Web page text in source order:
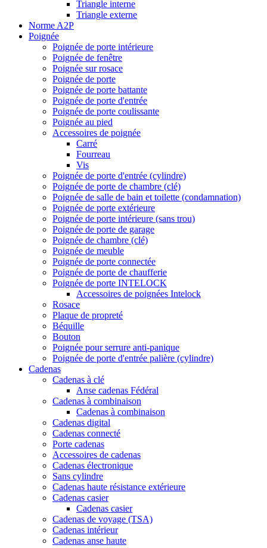
Triangle interne
Triangle externe
Norme A2P
Poignée
Poignée de porte intérieure
Poignée de fenêtre
Poignée sur rosace
Poignée de porte
Poignée de porte battante
Poignée de porte d'entrée
Poignée de porte coulissante
Poignée au pied
Accessoires de poignée
Carré
Fourreau
Vis
Poignée de porte d'entrée (cylindre)
Poignée de porte de chambre (clé)
Poignée de salle de bain et toilette (condamnation)
Poignée de porte extérieure
Poignée de porte intérieure (sans trou)
Poignée de porte de garage
Poignée de chambre (clé)
Poignée de meuble
Poignée de porte connectée
Poignée de porte de chaufferie
Poignée de porte INTELOCK
Accessoires de poignées Intelock
Rosace
Plaque de propreté
Béquille
Bouton
Poignée pour serrure anti-panique
Poignée de porte d'entrée palière (cylindre)
Cadenas
Cadenas à clé
Anse cadenas Fédéral
Cadenas à combinaison
Cadenas à combinaison
Cadenas digital
Cadenas connecté
Porte cadenas
Accessoires de cadenas
Cadenas électronique
Sans cylindre
Cadenas haute résistance extérieure
Cadenas casier
Cadenas casier
Cadenas de voyage (TSA)
Cadenas intérieur
Cadenas anse haute